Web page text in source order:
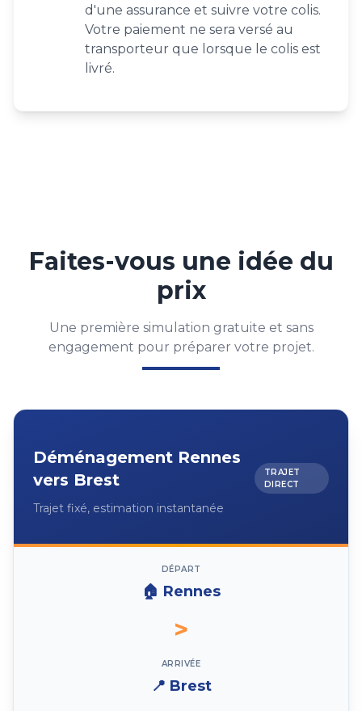
d'une assurance et suivre votre colis.
Votre paiement ne sera versé au
transporteur que lorsque le colis est
livré.
Faites-vous une idée du
prix
Une première simulation gratuite et sans
engagement pour préparer votre projet.
Déménagement Rennes
vers Brest
Trajet fixé, estimation instantanée
TRAJET
DIRECT
DÉPART
🏠 Rennes
>
ARRIVÉE
📍 Brest